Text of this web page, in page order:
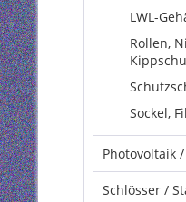
LWL-
Rollen,
Sockel,
Photovoltaik
Schlösser /